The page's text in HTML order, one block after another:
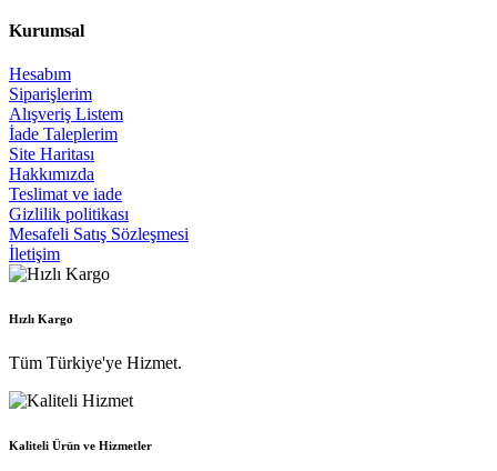
Kurumsal
Hesabım
Siparişlerim
Alışveriş Listem
İade Taleplerim
Site Haritası
Hakkımızda
Teslimat ve iade
Gizlilik politikası
Mesafeli Satış Sözleşmesi
İletişim
Hızlı Kargo
Tüm Türkiye'ye Hizmet.
Kaliteli Ürün ve Hizmetler